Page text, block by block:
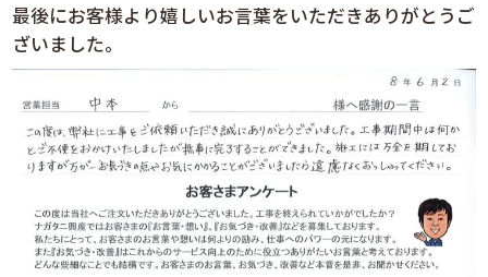
最後にお客様より嬉しいお言葉をいただきありがとうご
ざいました。